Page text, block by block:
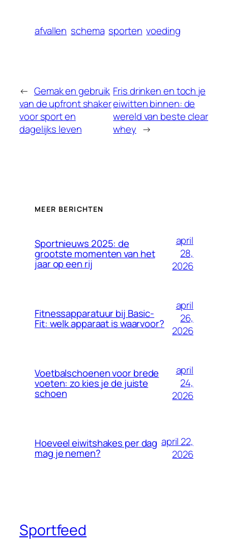
afvallen schema sporten voeding
← Gemak en gebruik
van de upfront shaker
voor sport en
dagelijks leven
Fris drinken en toch je
eiwitten binnen: de
wereld van beste clear
whey →
MEER BERICHTEN
Sportnieuws 2025: de
grootste momenten van het
jaar op een rij
april
28,
2026
Fitnessapparatuur bij Basic-
Fit: welk apparaat is waarvoor?
april
26,
2026
Voetbalschoenen voor brede
voeten: zo kies je de juiste
schoen
april
24,
2026
Hoeveel eiwitshakes per dag
mag je nemen?
april 22,
2026
Sportfeed